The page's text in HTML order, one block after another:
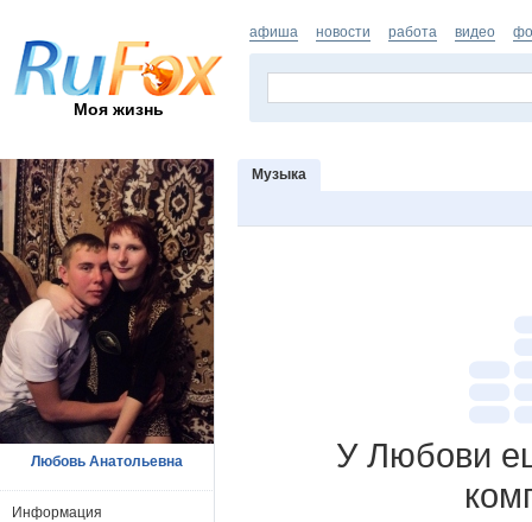
Моя жизнь
афиша новости работа видео
Музыка
У Любови
Любовь Анатольевна
Информация